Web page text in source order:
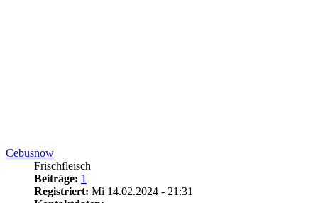
Cebusnow
Frischfleisch
Beiträge: 1
Registriert: Mi 14.02.2024 - 21:31